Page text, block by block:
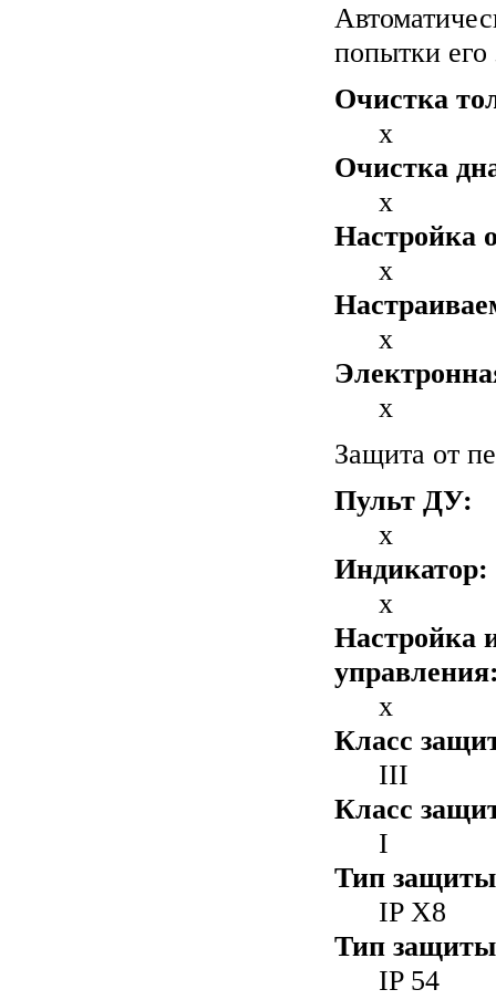
попытки
Очистка
x
Очистка
x
Настройка
x
x
x
Защита от
Пульт ДУ:
x
x
Настройка
x
Класс
III
Класс
I
Тип защиты
IP X8
Тип
IP 54